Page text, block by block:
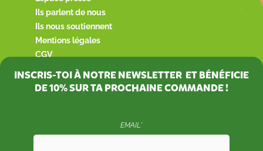
Ils parlent de nous
Ils nous soutiennent
Mentions légales
CGV
INSCRIS-TOI À NOTRE NEWSLETTER ET BÉNÉFICIE
DE10%SUR TA PROCHAINE COMMANDE !
EMAIL*